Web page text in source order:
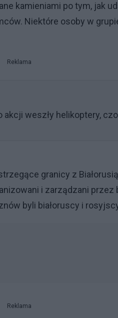
kamieniami po tym, jak
Niektóre osoby w
Reklama
akcji weszły helikoptery,
granicy z
i zarządzani przez
byli białoruscy i
Reklama